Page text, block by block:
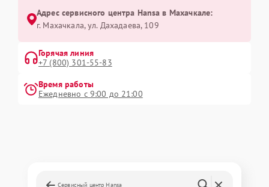
Адрес сервисного центра Hansa в Махачкале:
г. Махачкала, ул. Дахадаева, 109
Горячая линия
+7 (800) 301-55-83
Время работы
Ежедневно с 9:00 до 21:00
Сервисный центр Hansa